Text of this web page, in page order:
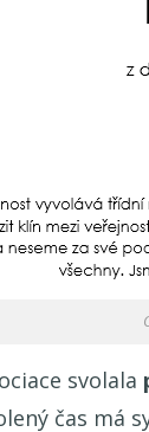
svolala
čas